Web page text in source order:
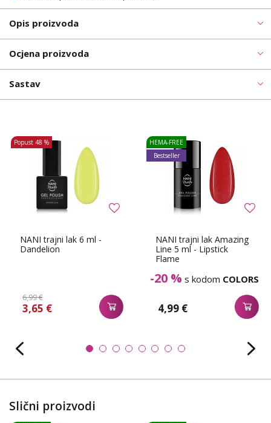
Opis proizvoda
Ocjena proizvoda
Sastav
NANI trajni lak 6 ml -
Dandelion
6,99 €
3,65 €
Popust 48 %
NANI trajni lak Amazing
Line 5 ml - Lipstick
Flame
-20 % s kodom COLORS
4,99 €
HEMA-FREE
Bestseller
Slični proizvodi